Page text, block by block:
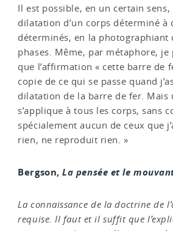
Il est possible, en un certain
dilatation d’un corps déterminé à
déterminés, en la photographiant
phases. Même, par métaphore,
que l’affirmation « cette barre de
copie de ce qui se passe quand
dilatation de la barre de fer. Mais
s’applique à tous les corps, sans
spécialement aucun de ceux que
rien, ne reproduit rien. »
Bergson,La pensée et le
La connaissance de la doctrine de
requise. Il faut et il suffit que